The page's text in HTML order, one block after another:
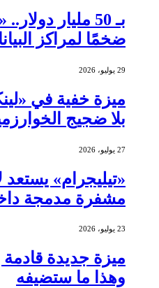
بـ 50 مليار
ضخمًا لمراكز
29 يوليو، 2026
ميزة خفية في
بلا ضجيج
27 يوليو، 2026
«تيليجرام»
مشفرة مدمجة
23 يوليو، 2026
ميزة جديدة
وهذا ما ستضيفه